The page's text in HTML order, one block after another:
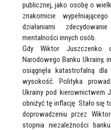
publicznej, jako osobę o
znakomicie
działaniami
mentalności innych osób.
Gdy Wiktor Juszczenko
Narodowego Banku Ukrainy,
osiągnęła katastrofalną
wysokość. Polityka
Ukrainy pod kierownictwem
obniżyć tę inflację. Stało się
doprowadzeniu przez
stopnia niezależności